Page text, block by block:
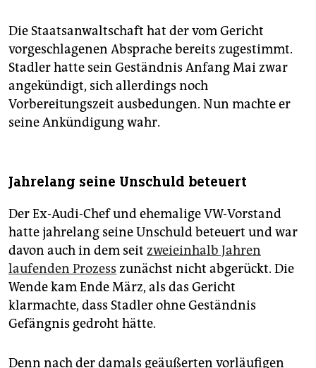
Die Staatsanwaltschaft hat der vom Gericht
vorgeschlagenen Absprache bereits zugestimmt.
Stadler hatte sein Geständnis Anfang Mai zwar
angekündigt, sich allerdings noch
Vorbereitungszeit ausbedungen. Nun machte er
seine Ankündigung wahr.
Jahrelang seine Unschuld beteuert
Der Ex-Audi-Chef und ehemalige VW-Vorstand
hatte jahrelang seine Unschuld beteuert und war
davon auch in dem seit zweieinhalb Jahren
laufenden Prozess zunächst nicht abgerückt. Die
Wende kam Ende März, als das Gericht
klarmachte, dass Stadler ohne Geständnis
Gefängnis gedroht hätte.
Denn nach der damals geäußerten vorläufigen